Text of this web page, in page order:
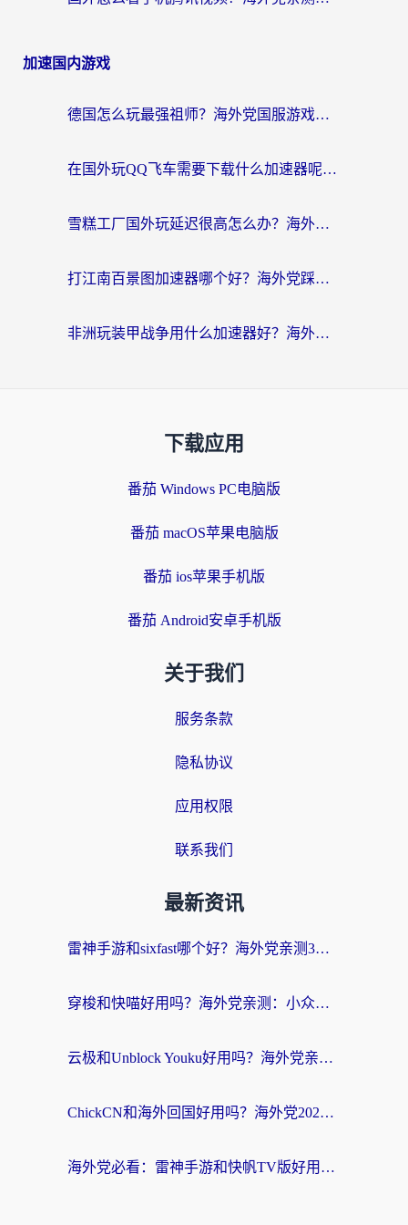
加速国内游戏
德国怎么玩最强祖师？海外党国服游戏加速器选择全攻略（附宝可梦Online实测）
在国外玩QQ飞车需要下载什么加速器呢？海外党亲测有效的国服游戏加速指南
雪糕工厂国外玩延迟很高怎么办？海外玩家国服游戏加速终极攻略（附实测推荐）
打江南百景图加速器哪个好？海外党踩坑N次后，终于找到不卡的秘诀
非洲玩装甲战争用什么加速器好？海外党亲测有效的国服游戏加速方案
下载应用
番茄 Windows PC电脑版
番茄 macOS苹果电脑版
番茄 ios苹果手机版
番茄 Android安卓手机版
关于我们
服务条款
隐私协议
应用权限
联系我们
最新资讯
雷神手游和sixfast哪个好？海外党亲测3款回国加速器，教你选对不踩坑
穿梭和快喵好用吗？海外党亲测：小众加速器对比+番茄加速器深度体验
云极和Unblock Youku好用吗？海外党亲测+2026回国加速器避坑指南
ChickCN和海外回国好用吗？海外党2026亲测：从手游到影音，选对加速器的3个关键
海外党必看：雷神手游和快帆TV版好用吗？3步选对回国加速器不踩坑